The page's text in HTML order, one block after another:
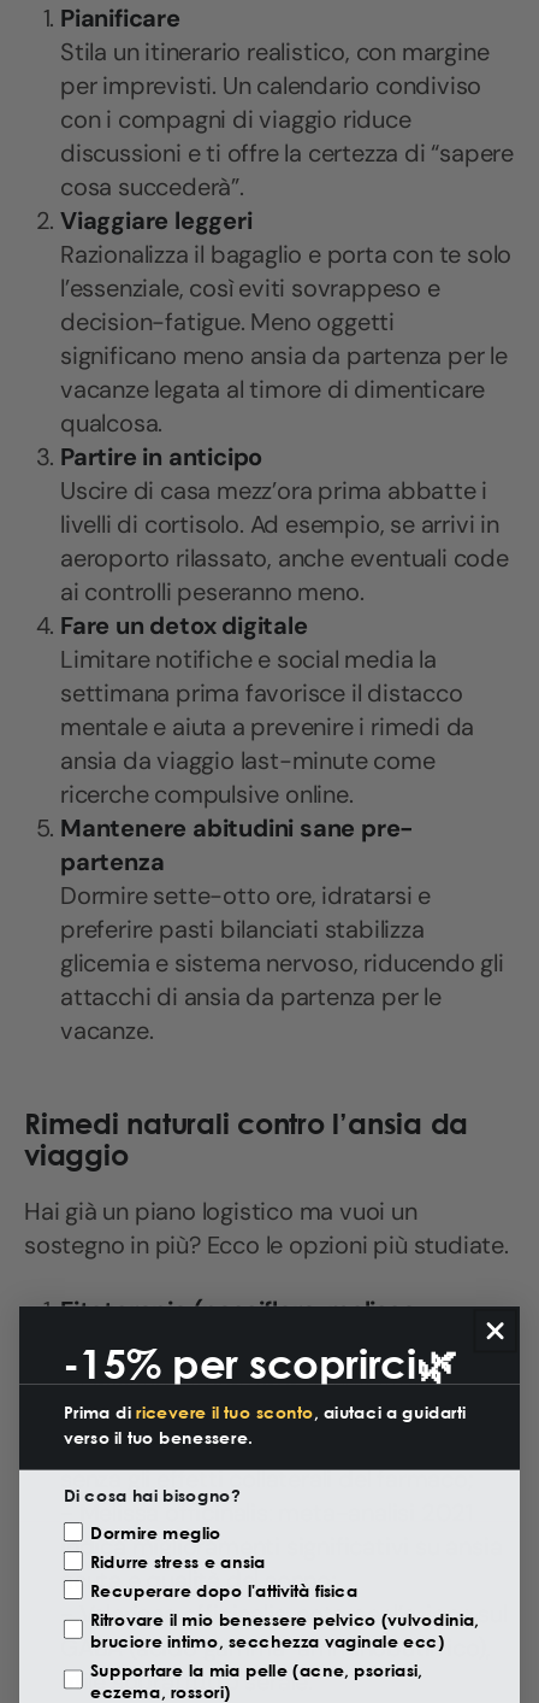
Pianificare
Stila un itinerario realistico, con margine
per imprevisti. Un calendario condiviso
con i compagni di viaggio riduce
discussioni e ti offre la certezza di “sapere
cosa succederà”.
Viaggiare leggeri
Razionalizza il bagaglio e porta con te solo
l’essenziale, così eviti sovrappeso e
decision-fatigue. Meno oggetti
significano meno ansia da partenza per le
vacanze legata al timore di dimenticare
qualcosa.
Partire in anticipo
Uscire di casa mezz’ora prima abbatte i
livelli di cortisolo. Ad esempio, se arrivi in
aeroporto rilassato, anche eventuali code
ai controlli peseranno meno.
Fare un detox digitale
Limitare notifiche e social media la
settimana prima favorisce il distacco
mentale e aiuta a prevenire i rimedi da
ansia da viaggio last-minute come
ricerche compulsive online.
Mantenere abitudini sane pre-
partenza
Dormire sette-otto ore, idratarsi e
preferire pasti bilanciati stabilizza
glicemia e sistema nervoso, riducendo gli
attacchi di ansia da partenza per le
vacanze.
Rimedi naturali contro l’ansia da
viaggio
Hai già un piano logistico ma vuoi un
sostegno in più? Ecco le opzioni più studiate.
Fitoterapia (passiflora, melissa,
valeriana)
-Passiflora incarnata: in uno studio
randomizzato ha mostrato un’efficacia
ansiolitica paragonabile al midazolam,
senza gli effetti collaterali del farmaco;
- Melissa officinalis: meta-analisi 2021
indica miglioramenti significativi su ansia
acuta e qualità del sonno;
- Valeriana officinalis: nota per l’azione sul
GABA (acido gamma-amminobutirrico),
utile soprattutto serale.
-15% per scoprirci🌿
Prima di ricevere il tuo sconto , aiutaci a guidarti
verso il tuo benessere.
Di cosa hai bisogno?
Motivazione Visita
Dormire meglio
Ridurre stress e ansia
Recuperare dopo l'attività fisica
Ritrovare il mio benessere pelvico (vulvodinia,
bruciore intimo, secchezza vaginale ecc)
Supportare la mia pelle (acne, psoriasi,
eczema, rossori)